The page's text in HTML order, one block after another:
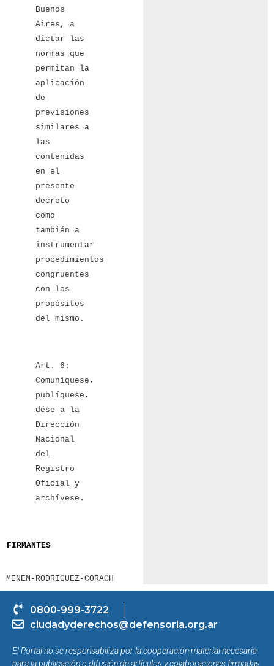
Buenos
Aires, a
dictar las
normas que
permitan la
aplicación
de
previsiones
similares a
las
contenidas
en el
presente
decreto
como
también a
instrumentar
procedimientos
congruentes
con los
propósitos
del mismo.
Art. 6:
Comuníquese,
publíquese,
dése a la
Dirección
Nacional
del
Registro
Oficial y
archívese.
FIRMANTES
MENEM-RODRIGUEZ-CORACH
0800-999-3722
ciudadyderechos@defensoria.org.ar
El Portal no se responsabiliza por la cooperación material necesaria
para la publicación o difusión de artículos y colaboraciones firmadas